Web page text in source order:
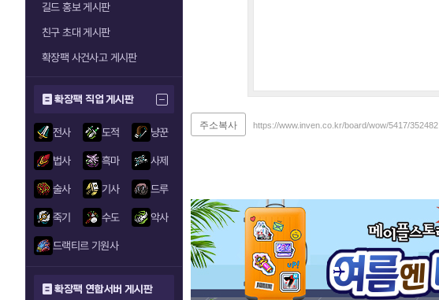
길드 홍보 게시판
친구 초대 게시판
확장팩 사건사고 게시판
확장팩 직업 게시판
전사 도적 냥꾼
법사 흑마 사제
술사 기사 드루
죽기 수도 악사
드랙티르 기원사
확장팩 연합서버 게시판
주소복사 https://www.inven.co.kr/board/wow/5417/352482